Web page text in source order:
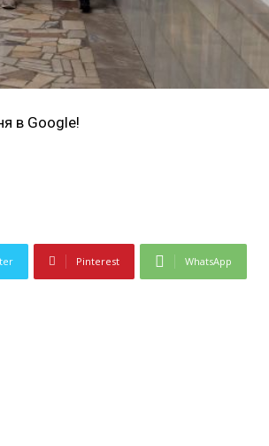
в Google!
Pinterest WhatsApp